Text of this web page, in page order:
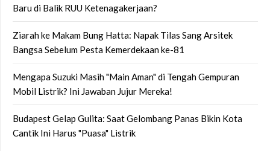
Baru di Balik RUU Ketenagakerjaan?
Ziarah ke Makam Bung Hatta: Napak Tilas Sang Arsitek
Bangsa Sebelum Pesta Kemerdekaan ke-81
Mengapa Suzuki Masih "Main Aman" di Tengah Gempuran
Mobil Listrik? Ini Jawaban Jujur Mereka!
Budapest Gelap Gulita: Saat Gelombang Panas Bikin Kota
Cantik Ini Harus "Puasa" Listrik